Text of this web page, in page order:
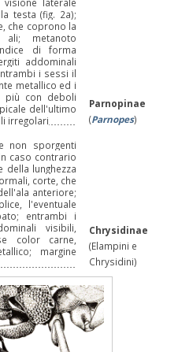
testa (fig. 2a);
che coprono la
metanoto
di forma
addominali
i sessi il
metallico ed i
più con deboli
dell'ultimo
irregolari
Parnopinae
(Parnopes)
non sporgenti
caso contrario
della lunghezza
corte, che
anteriore;
l'eventuale
entrambi i
visibili,
color carne,
margine
Chrysidinae
(Elampini e
Chrysidini)